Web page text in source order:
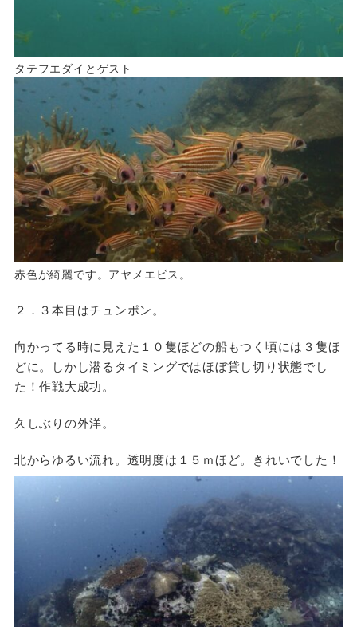
タテフエダイとゲスト
赤色が綺麗です。アヤメエビス。
２．３本目はチュンポン。
向かってる時に見えた１０隻ほどの船もつく頃には３隻ほ
どに。しかし潜るタイミングではほぼ貸し切り状態でし
た！作戦大成功。
久しぶりの外洋。
北からゆるい流れ。透明度は１５ｍほど。きれいでした！